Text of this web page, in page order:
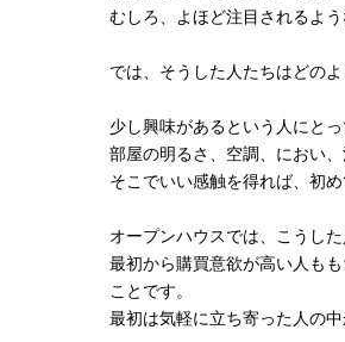
むしろ、よほど注目されるよ
では、そうした人たちはどの
少し興味があるという人にと
部屋の明るさ、空調、におい
そこでいい感触を得れば、初
オープンハウスでは、こうし
最初から購買意欲が高い人も
ことです。
最初は気軽に立ち寄った人の